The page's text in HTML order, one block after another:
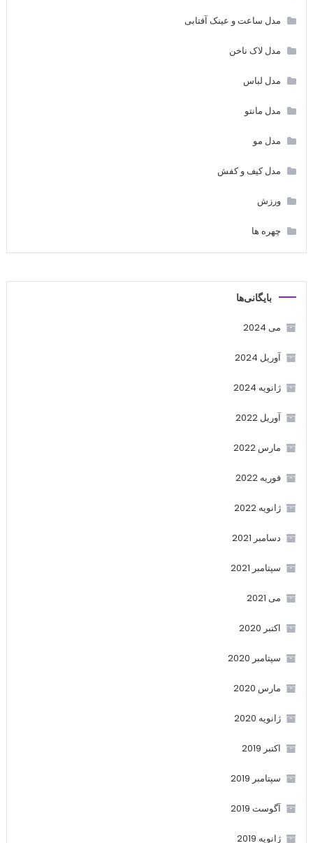
مدل ساعت و عینک آفتابی
مدل لاک ناخن
مدل لباس
مدل مانتو
مدل مو
مدل کیف و کفش
ورزش
چهره ها
بایگانی‌ها
می 2024
آوریل 2024
ژانویه 2024
آوریل 2022
مارس 2022
فوریه 2022
ژانویه 2022
دسامبر 2021
سپتامبر 2021
می 2021
اکتبر 2020
سپتامبر 2020
مارس 2020
ژانویه 2020
اکتبر 2019
سپتامبر 2019
آگوست 2019
ژانویه 2019